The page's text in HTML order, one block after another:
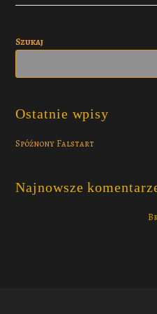
Szukaj
Ostatnie wpisy
Spóźnony Falstart
Najnowsze